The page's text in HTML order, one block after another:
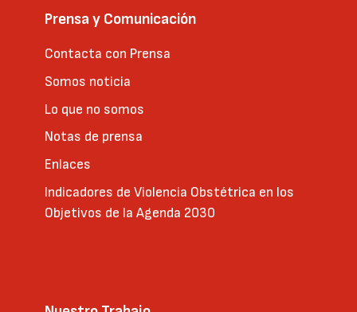
Prensa y Comunicación
Contacta con Prensa
Somos noticia
Lo que no somos
Notas de prensa
Enlaces
Indicadores de Violencia Obstétrica en los
Objetivos de la Agenda 2030